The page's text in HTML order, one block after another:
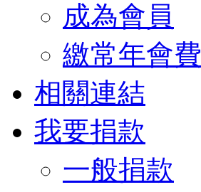
成為會員
繳常年會費
相關連結
我要捐款
一般捐款